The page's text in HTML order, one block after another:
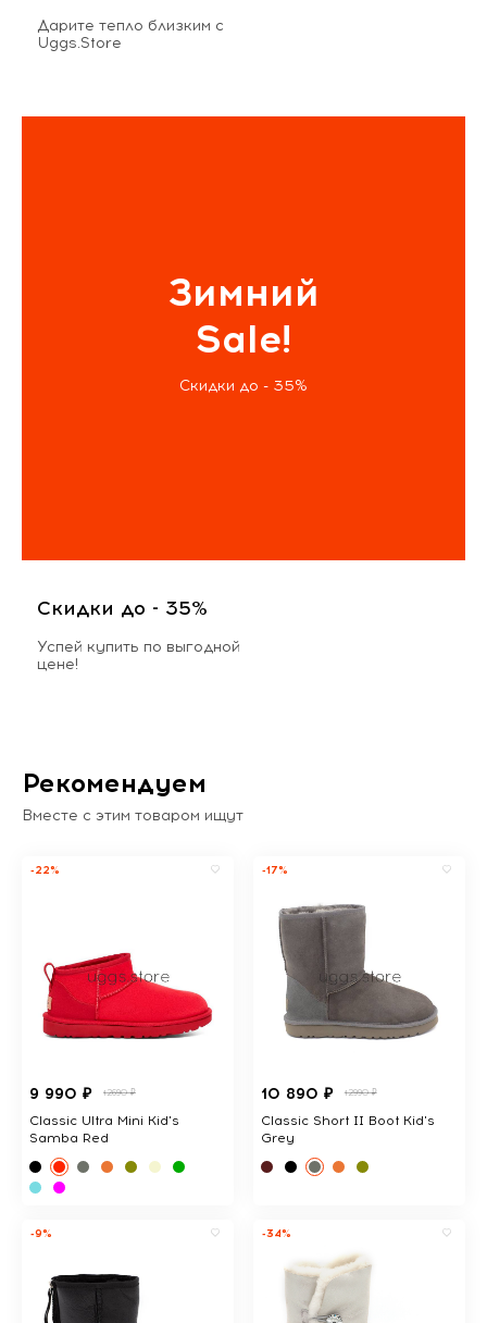
Дарите тепло близким с
Uggs.Store
Зимний
Sale!
Скидки до - 35%
Скидки до - 35%
Успей купить по выгодной
цене!
Рекомендуем
Вместе с этим товаром ищут
-22%
9 990 ₽ 12690 ₽
Classic Ultra Mini Kid's
Samba Red
-17%
10 890 ₽ 12990 ₽
Classic Short II Boot Kid's
Grey
-9% -34%